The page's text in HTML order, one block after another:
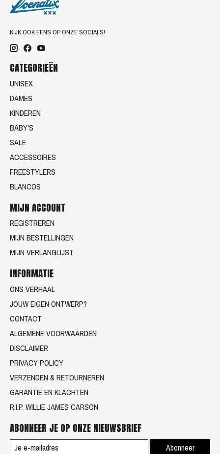
KIJK OOK EENS OP ONZE SOCIALS!
CATEGORIEËN
UNISEX
DAMES
KINDEREN
BABY'S
SALE
ACCESSOIRES
FREESTYLERS
BLANCOS
MIJN ACCOUNT
REGISTREREN
MIJN BESTELLINGEN
MIJN VERLANGLIJST
INFORMATIE
ONS VERHAAL
JOUW EIGEN ONTWERP?
CONTACT
ALGEMENE VOORWAARDEN
DISCLAIMER
PRIVACY POLICY
VERZENDEN & RETOURNEREN
GARANTIE EN KLACHTEN
R.I.P. WILLIE JAMES CARSON
ABONNEER JE OP ONZE NIEUWSBRIEF
Abonneer